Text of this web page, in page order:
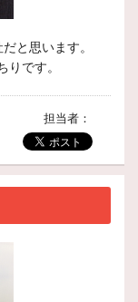
と思います。
です。
担当者：